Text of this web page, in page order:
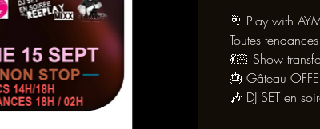
🥂 Play with
Toutes
💃🏻 Show
🎂 Gâteau
🎶 DJ SET en